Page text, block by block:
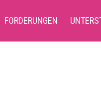
FORDERUNGEN